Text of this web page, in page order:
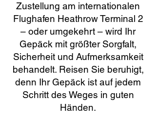
Zustellung am internationalen
Flughafen Heathrow Terminal 2
– oder umgekehrt – wird Ihr
Gepäck mit größter Sorgfalt,
Sicherheit und Aufmerksamkeit
behandelt. Reisen Sie beruhigt,
denn Ihr Gepäck ist auf jedem
Schritt des Weges in guten
Händen.